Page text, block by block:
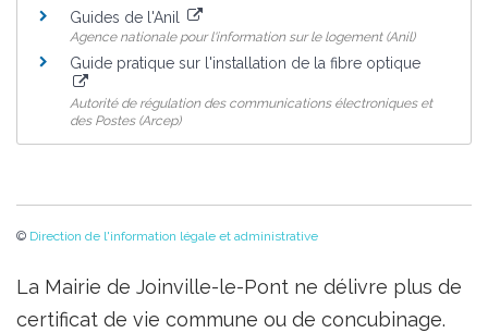
Guides de l'Anil
Agence nationale pour l'information sur le logement (Anil)
Guide pratique sur l'installation de la fibre optique
Autorité de régulation des communications électroniques et
des Postes (Arcep)
© Direction de l'information légale et administrative
La Mairie de Joinville-le-Pont ne délivre plus de
certificat de vie commune ou de concubinage.